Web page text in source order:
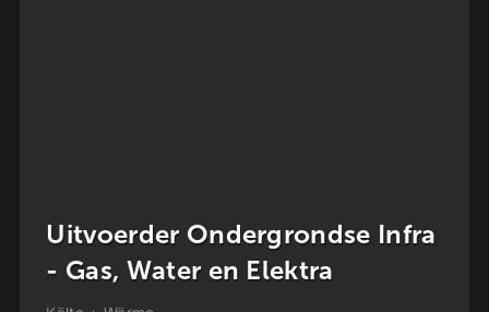
Monteur Stadsverwarming